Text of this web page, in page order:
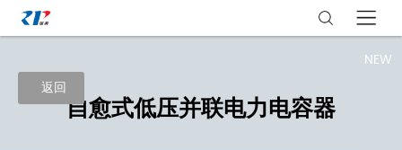
NEW
自愈式低压并联电力电容器
返回